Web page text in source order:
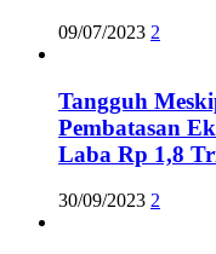
09/07/2023 2
Tangguh
Pembatasan
Laba Rp 1,8
30/09/2023 2